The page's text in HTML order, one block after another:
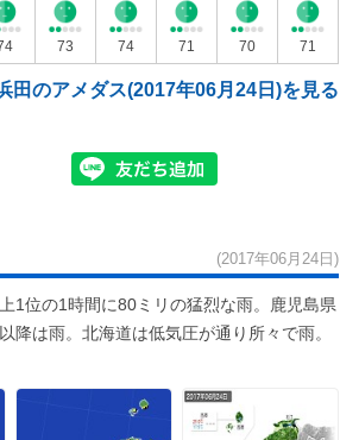
73 74 71 70 71
田のアメダス(2017年06月24日)を見る
(2017年06月24日)
1位の1時間に80ミリの猛烈な雨。鹿児島県
は雨。北海道は低気圧が通り所々で雨。